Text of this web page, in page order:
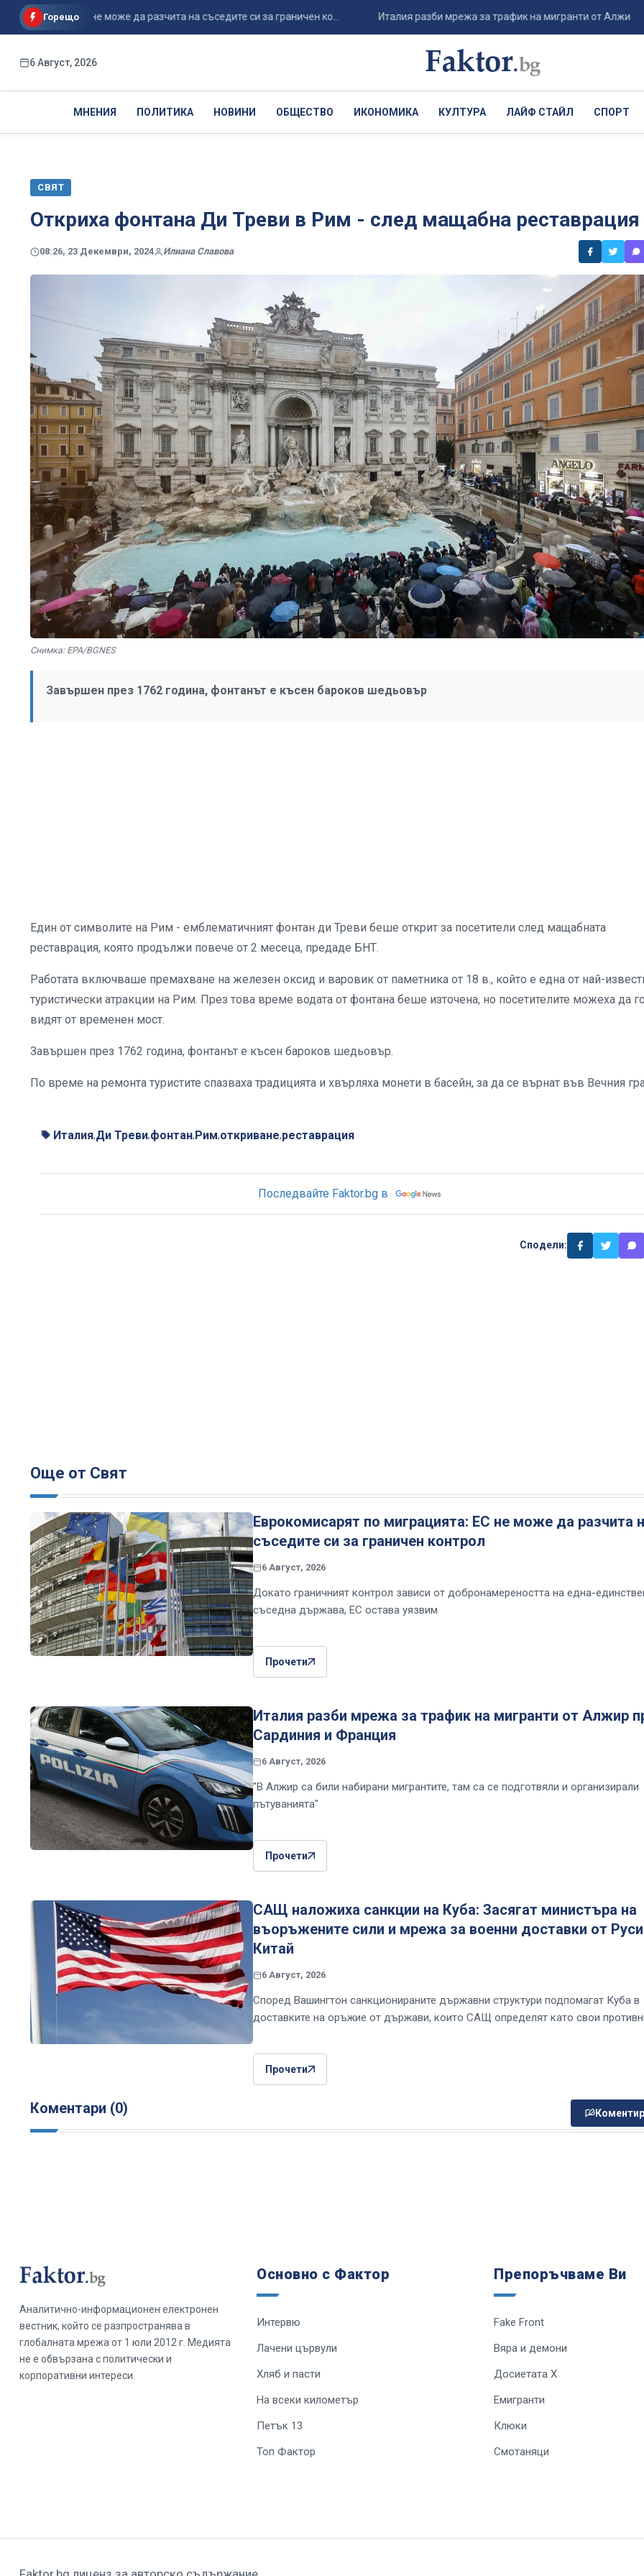
Горещо
ЕС не може да разчита на съседите си за граничен ко... Италия разби мрежа за трафик на мигранти от Алжир през
6 Август, 2026
МНЕНИЯ ПОЛИТИКА НОВИНИ ОБЩЕСТВО ИКОНОМИКА КУЛТУРА ЛАЙФ СТАЙЛ СПОРТ
СВЯТ
Откриха фонтана Ди Треви в Рим - след мащабна реставрация
08:26, 23 Декември, 2024 Илиана Славова
Снимка: EPA/BGNES
Завършен през 1762 година, фонтанът е късен бароков шедьовър
Eдин от символите на Рим - емблематичният фонтан ди Треви беше открит за посетители след мащабната
реставрация, която продължи повече от 2 месеца, предаде БНТ.
Работата включваше премахване на железен оксид и варовик от паметника от 18 в., който е една от най-
туристически атракции на Рим. През това време водата от фонтана беше източена, но посетителите можеха да го
видят от временен мост.
Завършен през 1762 година, фонтанът е късен бароков шедьовър.
По време на ремонта туристите спазваха традицията и хвърляха монети в басейн, за да се върнат във Вечния
Италия,Ди Треви,фонтан,Рим,откриване,реставрация
Последвайте Faktor.bg в
Сподели:
Още от Свят
Еврокомисарят по миграцията: ЕС не може да разчита
съседите си за граничен контрол
6 Август, 2026
Докато граничният контрол зависи от добронамереността на една-
съседна държава, ЕС остава уязвим
Прочети
Италия разби мрежа за трафик на мигранти от Алжир
Сардиния и Франция
6 Август, 2026
"В Алжир са били набирани мигрантите, там са се подготвяли и организирали
пътуванията"
Прочети
САЩ наложиха санкции на Куба: Засягат министъра на
въоръжените сили и мрежа за военни доставки от
Китай
6 Август, 2026
Според Вашингтон санкционираните държавни структури подпомагат Куба в
доставките на оръжие от държави, които САЩ определят като свои
Прочети
Коментари (0)
Аналитично-информационен електронен
вестник, който се разпространява в
глобалната мрежа от 1 юли 2012 г. Медията
не е обвързана с политически и
корпоративни интереси.
Основно с Фактор
Интервю
Лачени цървули
Хляб и пасти
На всеки километър
Петък 13
Топ Фактор
Препоръчваме Ви
Fake Front
Вяра и демони
Досиетата Х
Емигранти
Клюки
Смотаняци